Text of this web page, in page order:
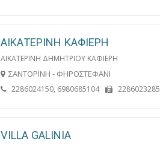
ΑΙΚΑΤΕΡΙΝΗ ΚΑΦΙΕΡΗ
ΑΙΚΑΤΕΡΙΝΗ ΔΗΜΗΤΡΙΟΥ ΚΑΦΙΕΡΗ
ΣΑΝΤΟΡΙΝΗ - ΦΗΡΟΣΤΕΦΑΝΙ
2286024150, 6980685104 2286023285
VILLA GALINIA